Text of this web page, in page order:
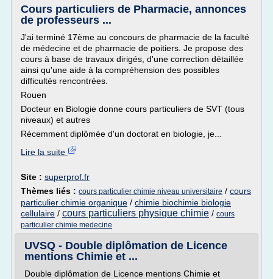
Cours particuliers de Pharmacie, annonces
de professeurs ...
J'ai terminé 17ème au concours de pharmacie de la faculté
de médecine et de pharmacie de poitiers. Je propose des
cours à base de travaux dirigés, d'une correction détaillée
ainsi qu'une aide à la compréhension des possibles
difficultés rencontrées.
Rouen
Docteur en Biologie donne cours particuliers de SVT (tous
niveaux) et autres
Récemment diplômée d'un doctorat en biologie, je...
Lire la suite
Site : superprof.fr
Thèmes liés : cours particulier chimie niveau universitaire / cours
particulier chimie organique / chimie biochimie biologie
cellulaire / cours particuliers physique chimie / cours
particulier chimie medecine
UVSQ - Double diplômation de Licence
mentions Chimie et ...
Double diplômation de Licence mentions Chimie et